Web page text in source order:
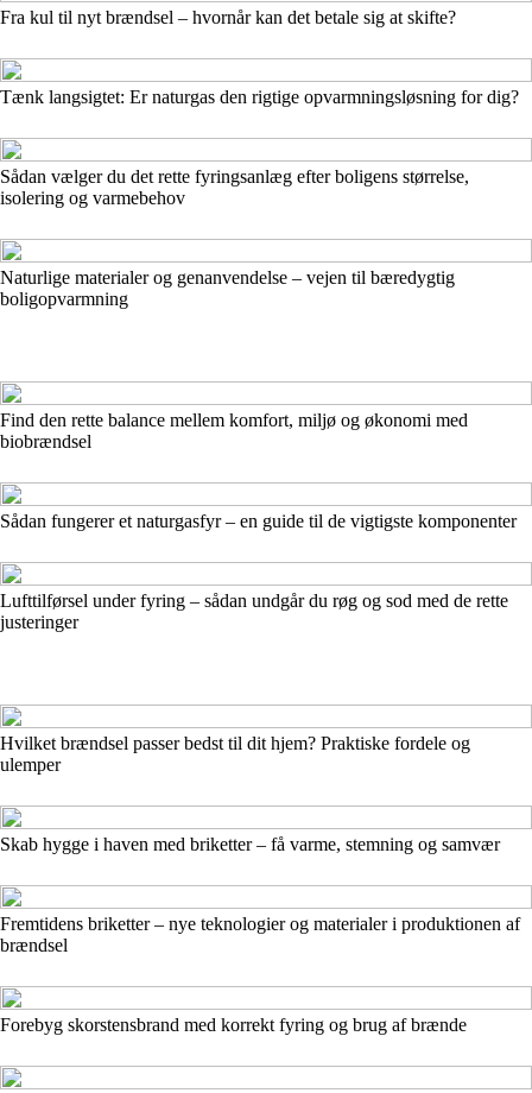
Fra kul til nyt brændsel – hvornår kan det betale sig at skifte?
Tænk langsigtet: Er naturgas den rigtige opvarmningsløsning for dig?
Sådan vælger du det rette fyringsanlæg efter boligens størrelse,
isolering og varmebehov
Naturlige materialer og genanvendelse – vejen til bæredygtig
boligopvarmning
Find den rette balance mellem komfort, miljø og økonomi med
biobrændsel
Sådan fungerer et naturgasfyr – en guide til de vigtigste komponenter
Lufttilførsel under fyring – sådan undgår du røg og sod med de rette
justeringer
Hvilket brændsel passer bedst til dit hjem? Praktiske fordele og
ulemper
Skab hygge i haven med briketter – få varme, stemning og samvær
Fremtidens briketter – nye teknologier og materialer i produktionen af
brændsel
Forebyg skorstensbrand med korrekt fyring og brug af brænde